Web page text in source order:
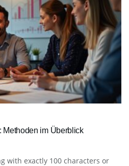
Methoden im Überblick
with exactly 100 characters or